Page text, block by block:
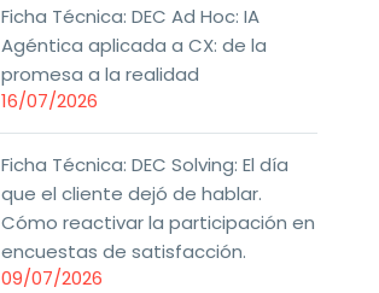
Ficha Técnica: DEC Ad Hoc: IA
Agéntica aplicada a CX: de la
promesa a la realidad
16/07/2026
Ficha Técnica: DEC Solving: El día
que el cliente dejó de hablar.
Cómo reactivar la participación en
encuestas de satisfacción.
09/07/2026